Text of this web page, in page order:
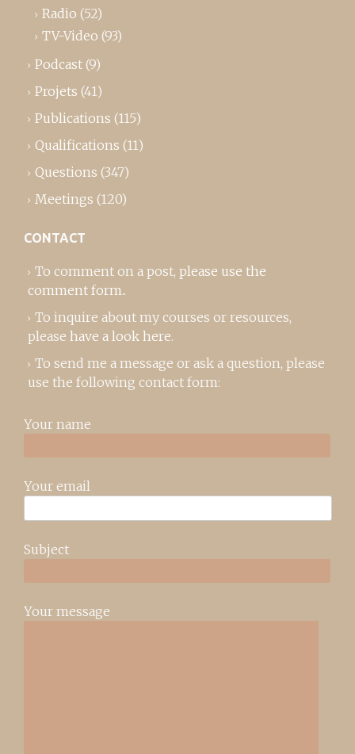
Radio (52)
TV-Video (93)
Podcast (9)
Projets (41)
Publications (115)
Qualifications (11)
Questions (347)
Meetings (120)
CONTACT
To comment on a post, please use the
comment form..
To inquire about my courses or resources,
please have a look here.
To send me a message or ask a question, please
use the following contact form:
Your name
Your email
Subject
Your message